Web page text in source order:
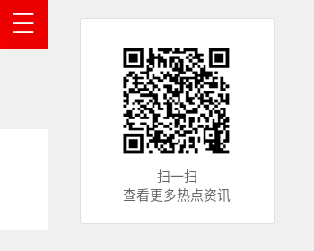
扫一扫
查看更多热点资讯